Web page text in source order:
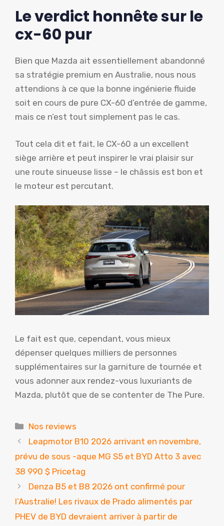
Le verdict honnête sur le
cx-60 pur
Bien que Mazda ait essentiellement abandonné
sa stratégie premium en Australie, nous nous
attendions à ce que la bonne ingénierie fluide
soit en cours de pure CX-60 d’entrée de gamme,
mais ce n’est tout simplement pas le cas.
Tout cela dit et fait, le CX-60 a un excellent
siège arrière et peut inspirer le vrai plaisir sur
une route sinueuse lisse – le châssis est bon et
le moteur est percutant.
Le fait est que, cependant, vous mieux
dépenser quelques milliers de personnes
supplémentaires sur la garniture de tournée et
vous adonner aux rendez-vous luxuriants de
Mazda, plutôt que de se contenter de The Pure.
Catégories
Nos reviews
Leapmotor B10 2026 arrivant en novembre,
prévu de sous -aque MG S5 et BYD Atto 3 avec
38 990 $ Pricetag
Denza B5 et B8 2026 ont confirmé pour
l’Australie! Les rivaux de Prado alimentés par
PHEV de BYD devraient arriver à partir de